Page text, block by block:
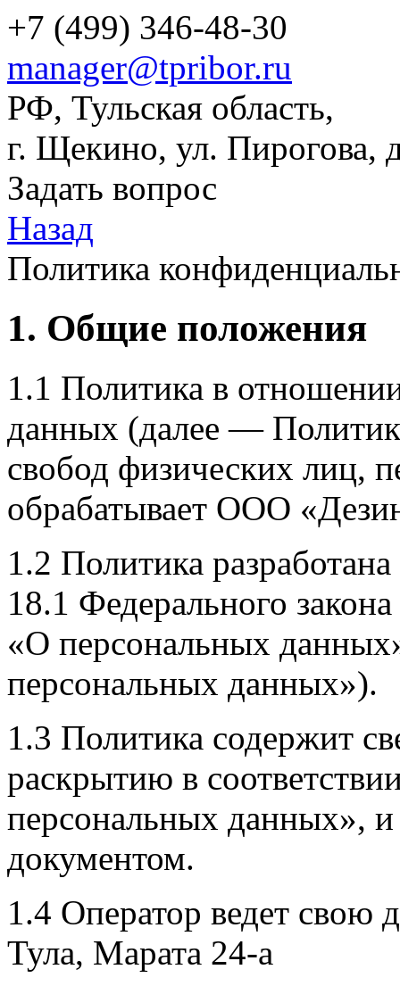
+7 (499) 346-48-30
manager@tpribor.ru
РФ, Тульская область,
г. Щекино, ул. Пирогова,
Задать вопрос
Назад
Политика
1. Общие положения
1.1 Политика в
данных (далее —
свобод физических лиц,
обрабатывает ООО
1.2 Политика
18.1 Федерального
«О персональных
персональных данных»).
1.3 Политика содержит
раскрытию в
персональных данных»,
документом.
1.4 Оператор ведет свою
Тула, Марата 24-а